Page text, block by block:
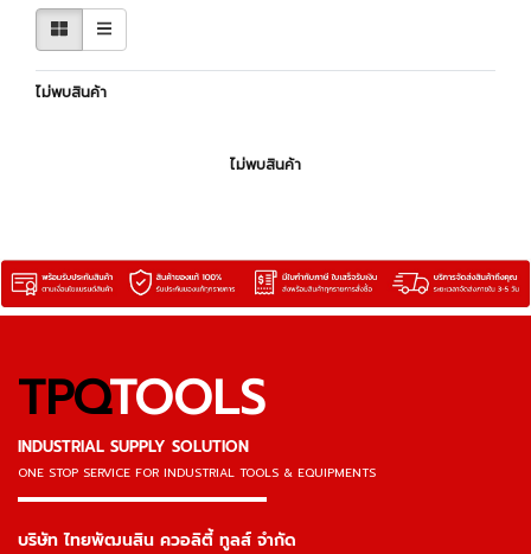
ไม่พบสินค้า
ไม่พบสินค้า
TPQTOOLS
INDUSTRIAL SUPPLY SOLUTION
ONE STOP SERVICE FOR INDUSTRIAL TOOLS & EQUIPMENTS
▬▬▬▬▬▬▬▬▬▬▬▬▬▬▬
บริษัท ไทยพัฒนสิน ควอลิตี้ ทูลส์ จำกัด